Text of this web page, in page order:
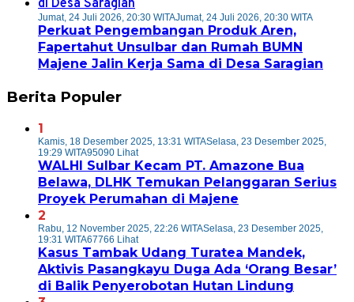
Jumat, 24 Juli 2026, 20:30 WITAJumat, 24 Juli 2026, 20:30 WITA
Perkuat Pengembangan Produk Aren,
Fapertahut Unsulbar dan Rumah BUMN
Majene Jalin Kerja Sama di Desa Saragian
Berita Populer
1
Kamis, 18 Desember 2025, 13:31 WITASelasa, 23 Desember 2025,
19:29 WITA95090 Lihat
WALHI Sulbar Kecam PT. Amazone Bua
Belawa, DLHK Temukan Pelanggaran Serius
Proyek Perumahan di Majene
2
Rabu, 12 November 2025, 22:26 WITASelasa, 23 Desember 2025,
19:31 WITA67766 Lihat
Kasus Tambak Udang Turatea Mandek,
Aktivis Pasangkayu Duga Ada ‘Orang Besar’
di Balik Penyerobotan Hutan Lindung